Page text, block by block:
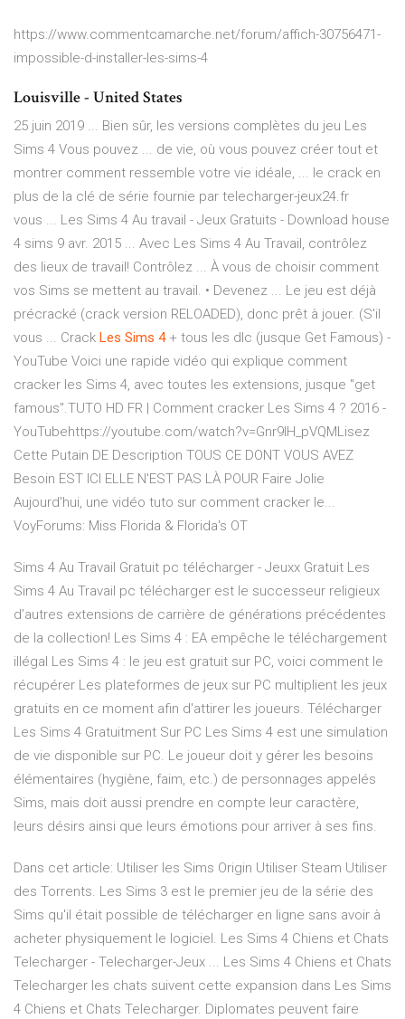
https://www.commentcamarche.net/forum/affich-30756471-
impossible-d-installer-les-sims-4
Louisville - United States
25 juin 2019 ... Bien sûr, les versions complètes du jeu Les
Sims 4 Vous pouvez ... de vie, où vous pouvez créer tout et
montrer comment ressemble votre vie idéale, ... le crack en
plus de la clé de série fournie par telecharger-jeux24.fr
vous ... Les Sims 4 Au travail - Jeux Gratuits - Download house
4 sims 9 avr. 2015 ... Avec Les Sims 4 Au Travail, contrôlez
des lieux de travail! Contrôlez ... À vous de choisir comment
vos Sims se mettent au travail. • Devenez ... Le jeu est déjà
précracké (crack version RELOADED), donc prêt à jouer. (S'il
vous ... Crack Les Sims 4+ tous les dlc (jusque Get Famous) -
YouTube Voici une rapide vidéo qui explique comment
cracker les Sims 4, avec toutes les extensions, jusque "get
famous".TUTO HD FR | Comment cracker Les Sims 4 ? 2016 -
YouTubehttps://youtube.com/watch?v=Gnr9IH_pVQMLisez
Cette Putain DE Description TOUS CE DONT VOUS AVEZ
Besoin EST ICI ELLE N'EST PAS LÀ POUR Faire Jolie
Aujourd'hui, une vidéo tuto sur comment cracker le...
VoyForums: Miss Florida & Florida's OT
Sims 4 Au Travail Gratuit pc télécharger - Jeuxx Gratuit Les
Sims 4 Au Travail pc télécharger est le successeur religieux
d’autres extensions de carrière de générations précédentes
de la collection! Les Sims 4 : EA empêche le téléchargement
illégal Les Sims 4 : le jeu est gratuit sur PC, voici comment le
récupérer Les plateformes de jeux sur PC multiplient les jeux
gratuits en ce moment afin d'attirer les joueurs. Télécharger
Les Sims 4 Gratuitment Sur PC Les Sims 4 est une simulation
de vie disponible sur PC. Le joueur doit y gérer les besoins
élémentaires (hygiène, faim, etc.) de personnages appelés
Sims, mais doit aussi prendre en compte leur caractère,
leurs désirs ainsi que leurs émotions pour arriver à ses fins.
Dans cet article: Utiliser les Sims Origin Utiliser Steam Utiliser
des Torrents. Les Sims 3 est le premier jeu de la série des
Sims qu'il était possible de télécharger en ligne sans avoir à
acheter physiquement le logiciel. Les Sims 4 Chiens et Chats
Telecharger - Telecharger-Jeux ... Les Sims 4 Chiens et Chats
Telecharger les chats suivent cette expansion dans Les Sims
4 Chiens et Chats Telecharger. Diplomates peuvent faire